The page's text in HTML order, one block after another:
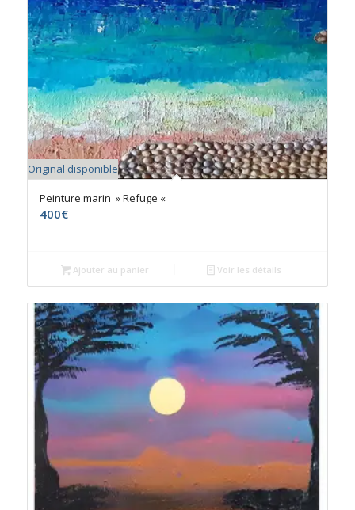
Original disponible
Peinture marin » Refuge «
400€
Ajouter au panier Voir les détails